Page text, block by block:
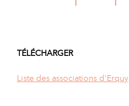
TÉLÉCHARGER
Liste des associations d'Erquy